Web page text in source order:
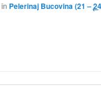
←
în Pelerinaj Bucovina (21 –